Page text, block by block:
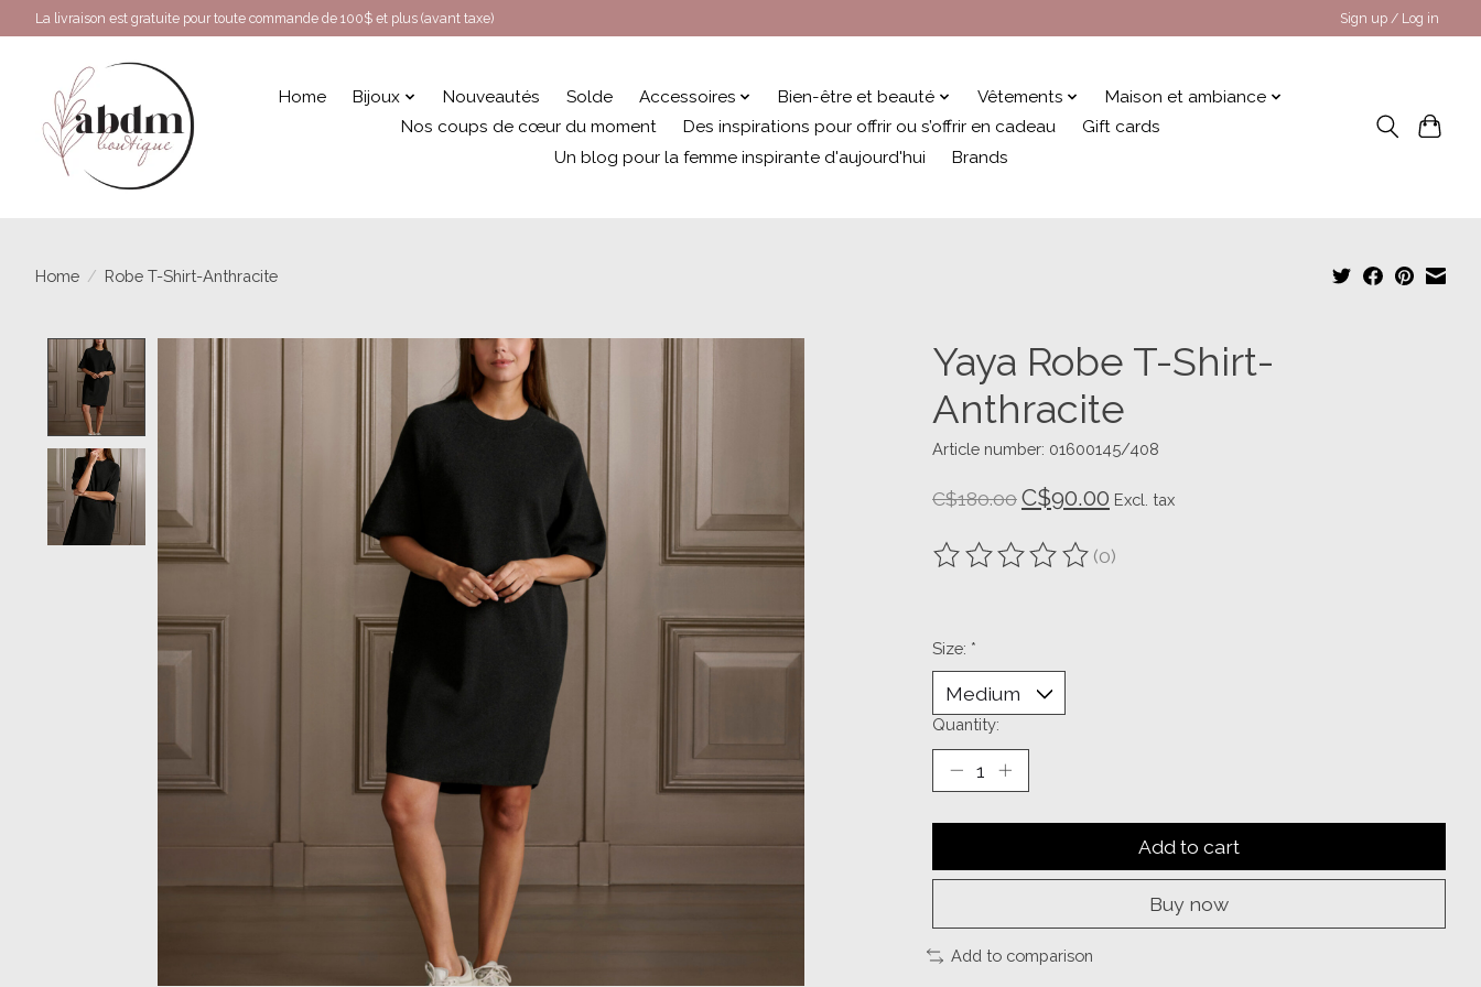
La livraison est gratuite pour toute commande de 100$ et plus (avant taxe) Sign up / Log in
Home Bijoux Nouveautés Solde Accessoires Bien-être et beauté Vêtements
Maison et ambiance
Nos coups de cœur du moment
Des inspirations pour offrir ou s’offrir en cadeau
Gift cards
Un blog pour la femme inspirante d'aujourd'hui
Brands
Home / Robe T-Shirt-Anthracite
Yaya Robe T-Shirt-
Anthracite
Article number: 01600145/408
C$180.00C$90.00 Excl. tax
The rating of this product is
(0)
Size: *
Quantity:
Add to cart
Buy now
Add to comparison